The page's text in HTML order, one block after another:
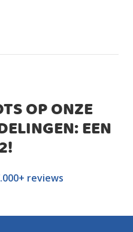
OP ONZE
EEN
!
reviews